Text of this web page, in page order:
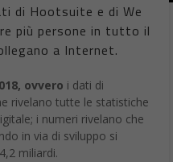
di Hootsuite e di We
più persone in tutto il
a Internet.
ovvero i dati di
rivelano tutte le statistiche
i numeri rivelano che
in via di sviluppo si
miliardi.